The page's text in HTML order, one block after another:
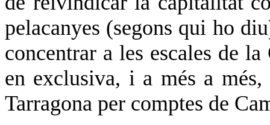
pelacanyes (segons qui ho
concentrar a les escales de
en exclusiva, i a més a
Tarragona per comptes de